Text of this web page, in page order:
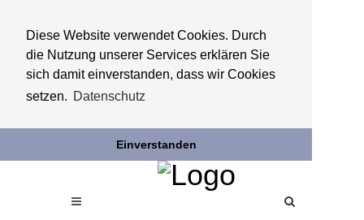
Diese Website verwendet Cookies. Durch
die Nutzung unserer Services erklären Sie
sich damit einverstanden, dass wir Cookies
setzen. Datenschutz
Einverstanden